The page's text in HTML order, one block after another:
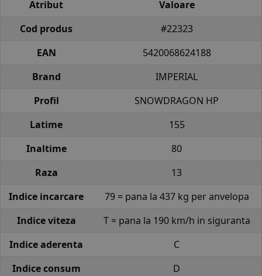
Atribut
Valoare
Cod produs
#22323
EAN
5420068624188
Brand
IMPERIAL
Profil
SNOWDRAGON HP
Latime
155
Inaltime
80
Raza
13
Indice incarcare
79 = pana la 437 kg per anvelopa
Indice viteza
T = pana la 190 km/h in siguranta
Indice aderenta
C
Indice consum
D